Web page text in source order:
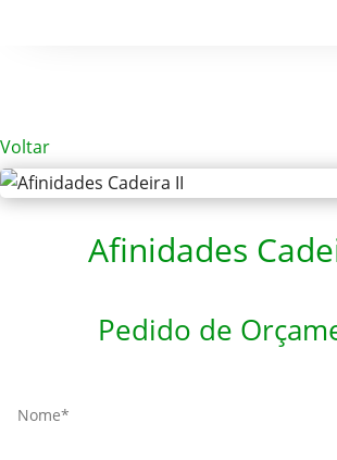
Voltar
Afinidades
Pedido de